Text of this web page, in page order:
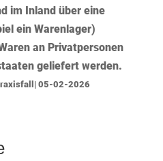
im Inland über eine
ein Warenlager)
an Privatpersonen
geliefert werden.
05-02-2026